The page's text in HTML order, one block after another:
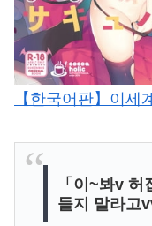
【한국어판】이
「이~봐v
들지 말라고